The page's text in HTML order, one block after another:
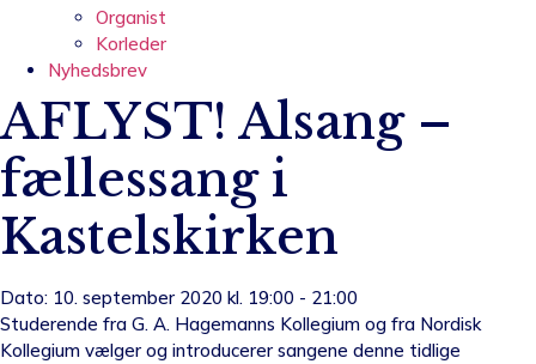
Organist
Korleder
Nyhedsbrev
AFLYST! Alsang –
fællessang i
Kastelskirken
Dato: 10. september 2020 kl. 19:00 - 21:00
Studerende fra G. A. Hagemanns Kollegium og fra Nordisk
Kollegium vælger og introducerer sangene denne tidlige